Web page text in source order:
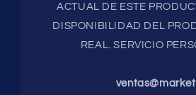
ACTUAL DE ESTE
DISPONIBILIDAD DEL
REAL. SERVICIO